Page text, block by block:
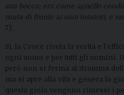
sua bocca; era come agnello
muta di fronte ai suoi tosatori, e
7).
Sì, la Croce rivela la verità e
ogni uomo e per tutti gli uomini.
però non si ferma al dramma
ma si apre alla vita e genera la
questa gioia vengono rimessi i